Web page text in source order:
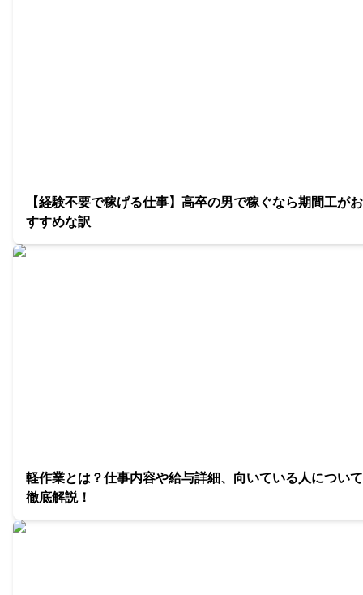
【経験不要で稼げる仕事】高卒の男で稼ぐなら期間工がお
すすめな訳
軽作業とは？仕事内容や給与詳細、向いている人について
徹底解説！